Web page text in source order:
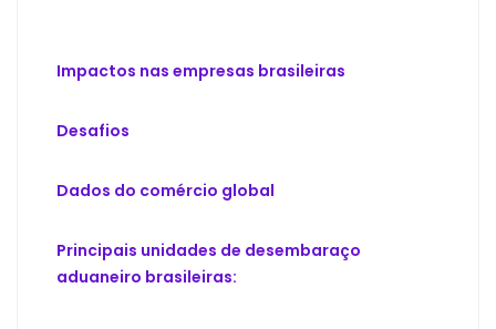
Impactos nas empresas brasileiras
Desafios
Dados do comércio global
Principais unidades de desembaraço
aduaneiro brasileiras: